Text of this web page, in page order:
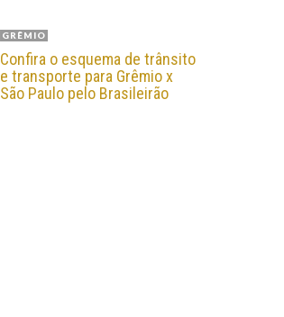
GRÊMIO
Confira o esquema de trânsito
e transporte para Grêmio x
São Paulo pelo Brasileirão